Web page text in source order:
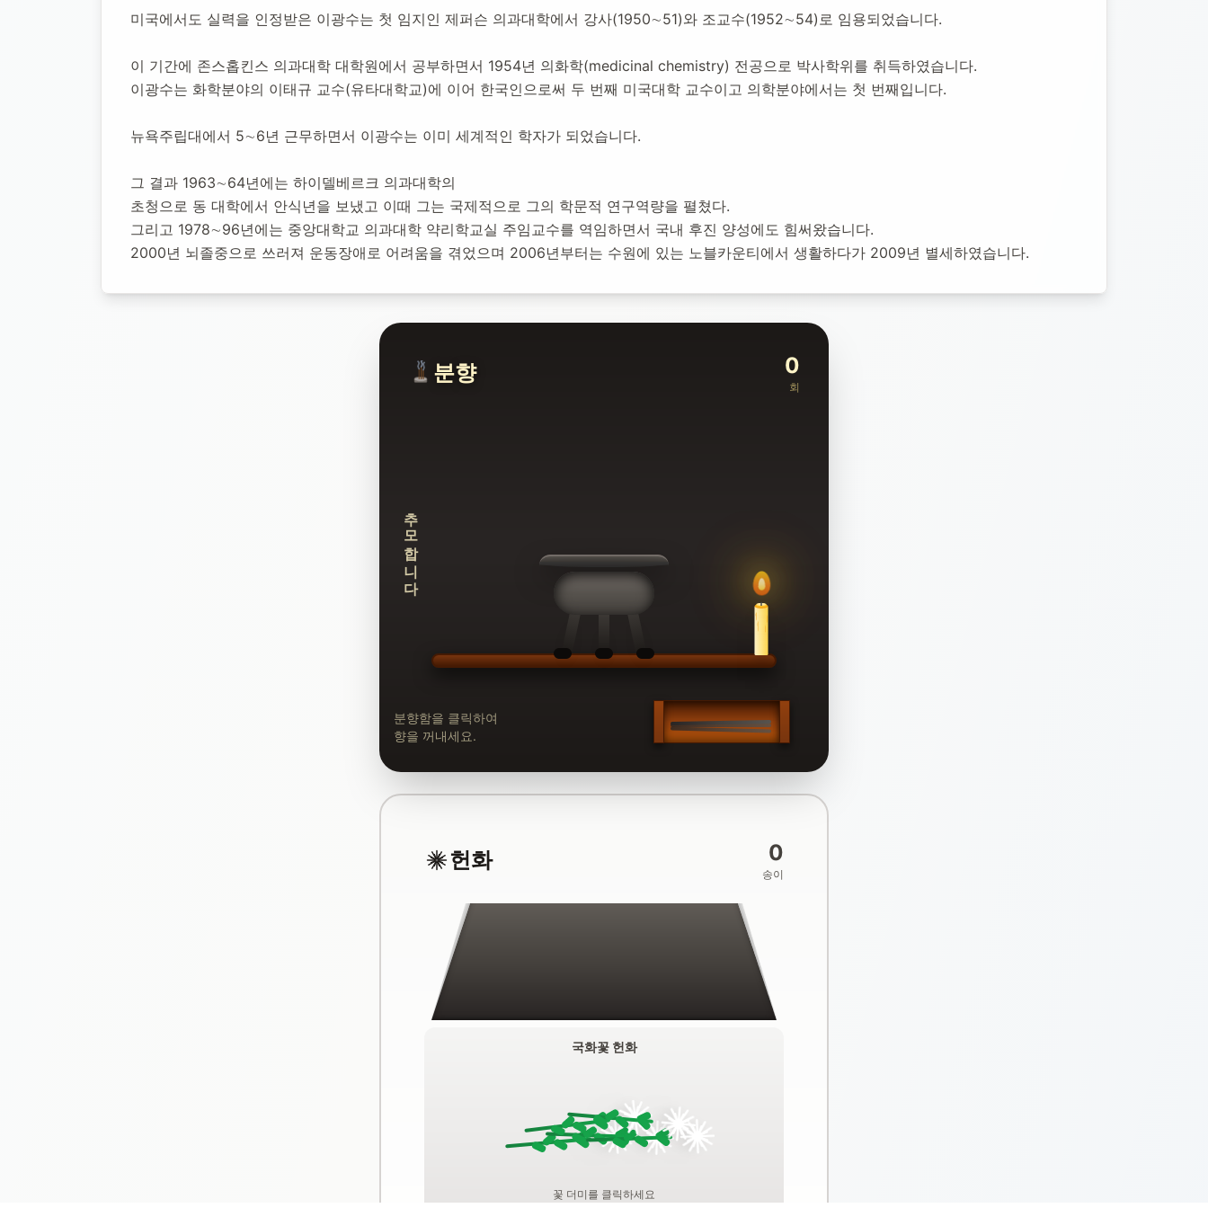
2009년 1월 1일추모소 개설: 2020년 11월 23일
미국에서도 실력을 인정받은 이광수는 첫 임지인 제퍼슨 의과대학에서 강사(1950∼51)와 조교수(1952∼54)로 임용되었습니다.
이 기간에 존스홉킨스 의과대학 대학원에서 공부하면서 1954년 의화학(medicinal chemistry) 전공으로 박사학위를 취득하였습니다.
이광수는 화학분야의 이태규 교수(유타대학교)에 이어 한국인으로써 두 번째 미국대학 교수이고 의학분야에서는 첫 번째입니다.
뉴욕주립대에서 5∼6년 근무하면서 이광수는 이미 세계적인 학자가 되었습니다.
그 결과 1963∼64년에는 하이델베르크 의과대학의
초청으로 동 대학에서 안식년을 보냈고 이때 그는 국제적으로 그의 학문적 연구역량을 펼쳤다.
그리고 1978∼96년에는 중앙대학교 의과대학 약리학교실 주임교수를 역임하면서 국내 후진 양성에도 힘써왔습니다.
2000년 뇌졸중으로 쓰러져 운동장애로 어려움을 겪었으며 2006년부터는 수원에 있는 노블카운티에서 생활하다가 2009년 별세하였습니다.
분향 0
회
추모합니다
분향함을 클릭하여
향을 꺼내세요.
헌화 0
송이
국화꽃 헌화
꽃 더미를 클릭하세요